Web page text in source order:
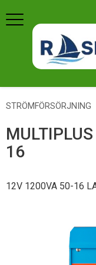
Meny
STRÖMFÖRSÖRJNING
16
12V 1200VA 50-16